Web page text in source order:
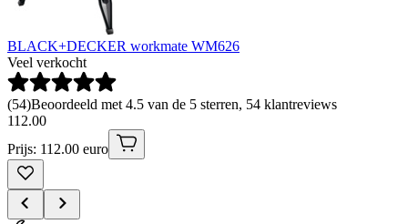
BLACK+DECKER workmate WM626
Veel verkocht
(54)Beoordeeld met 4.5 van de 5 sterren, 54 klantreviews
112.00
Prijs: 112.00 euro